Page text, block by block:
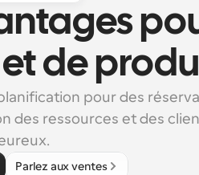
et de
pour des
des ressources et des
Parlez aux ventes